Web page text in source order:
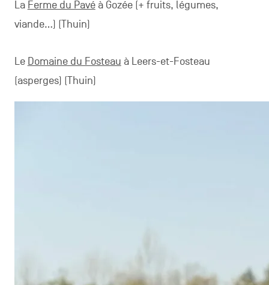
La Ferme du Pavéà Gozée (+ fruits, légumes,
viande…) (Thuin)
Le Domaine du Fosteau à Leers-et-Fosteau
(asperges) (Thuin)